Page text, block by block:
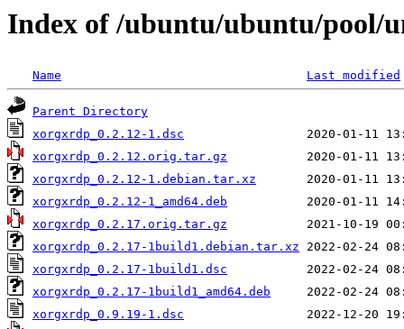
Index of /ubuntu/ubuntu/pool/
Name Last modified
Parent Directory
xorgxrdp_0.2.12-1.dsc
xorgxrdp_0.2.12.orig.tar.gz
xorgxrdp_0.2.12-1.debian.tar.xz
xorgxrdp_0.2.12-1_amd64.deb
xorgxrdp_0.2.17.orig.tar.gz
xorgxrdp_0.2.17-1build1.debian.tar.xz
xorgxrdp_0.2.17-1build1.dsc
xorgxrdp_0.2.17-1build1_amd64.deb
xorgxrdp_0.9.19-1.dsc